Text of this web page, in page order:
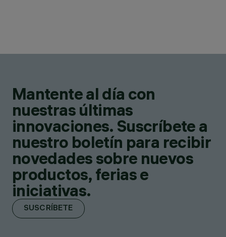
Mantente al día con
nuestras últimas
innovaciones. Suscríbete a
nuestro boletín para recibir
novedades sobre nuevos
productos, ferias e
iniciativas.
SUSCRÍBETE